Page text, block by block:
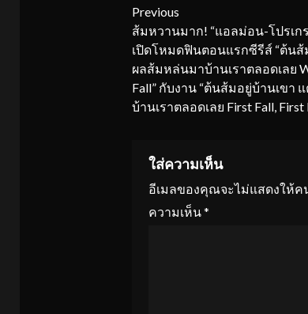
Continue
Reading
Previous
ส้มหวานมาก! “แอลม่อน-โปรเก
เปิดโหมดฟินตอนแรกซีรีส์ “ต้นส้
ผลส้มหล่นมาบ้านเราตลอดเลย
Fall” กับงาน “ต้นส้มอยู่บ้านเขา
บ้านเราตลอดเลย First Fall, First
ใส่ความเห็น
อีเมลของคุณจะไม่แสดงให้ค
ความเห็น*